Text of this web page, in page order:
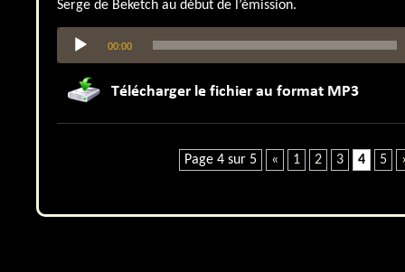
Serge de Beketch au début de l’émission.
Lecteur
audio
00:00
Page 4 sur 5 « 1 2 3 4 5